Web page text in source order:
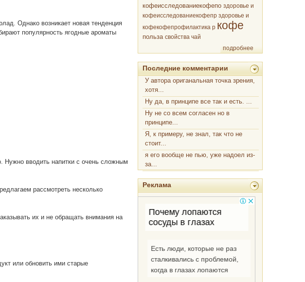
Однако возникает новая тенденция
популярность ягодные ароматы
Нужно вводить напитки с очень сложным
рассмотреть несколько
их и не обращать внимания на
или обновить ими старые
кофеисследованиекофепо здоровье и
кофеисследованиекофепр здоровье и
кофекофепрофилактика р кофе
польза свойства чай
подробнее
Последние комментарии
У автора ориганальная точка зрения,
хотя...
Ну да, в принципе все так и есть. ...
Ну не со всем согласен но в
принципе...
Я, к примеру, не знал, так что не
стоит...
я его вообще не пью, уже надоел из-
за...
Реклама